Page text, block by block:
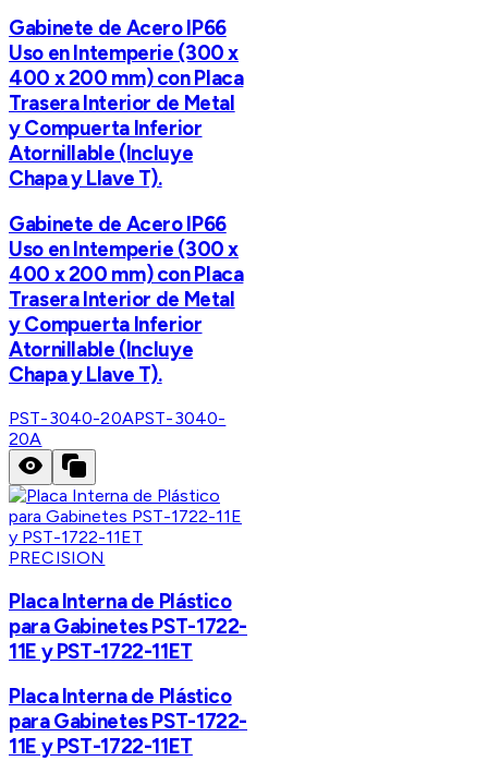
Gabinete de Acero IP66
Uso en Intemperie (300 x
400 x 200 mm) con Placa
Trasera Interior de Metal
y Compuerta Inferior
Atornillable (Incluye
Chapa y Llave T).
Gabinete de Acero IP66
Uso en Intemperie (300 x
400 x 200 mm) con Placa
Trasera Interior de Metal
y Compuerta Inferior
Atornillable (Incluye
Chapa y Llave T).
PST-3040-20APST-3040-
20A
PRECISION
Placa Interna de Plástico
para Gabinetes PST-1722-
11E y PST-1722-11ET
Placa Interna de Plástico
para Gabinetes PST-1722-
11E y PST-1722-11ET